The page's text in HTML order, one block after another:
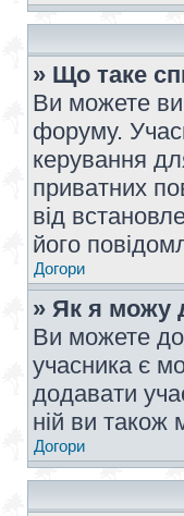
» Що таке
Ви можете
форуму.
керування
приватних
від
його
Догори
» Як я можу
Ви можете
учасника є
додавати
ній ви також
Догори